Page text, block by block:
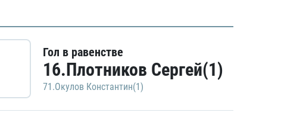
Гол в равенстве
16.Плотников Сергей(1)
71.Окулов Константин(1)